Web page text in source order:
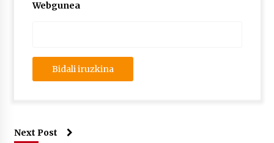
Webgunea
Next Post